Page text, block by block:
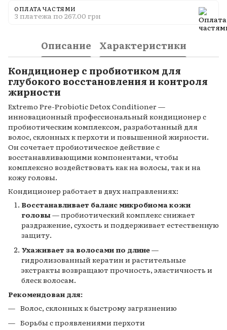
ОПЛАТА ЧАСТЯМИ
3 платежа по 267.00 грн
Описание
Характеристики
Кондиционер с пробиотиком для
глубокого восстановления и контроля
жирности
Extremo Pre-Probiotic Detox Conditioner —
инновационный профессиональный кондиционер с
пробиотическим комплексом, разработанный для
волос, склонных к перхоти и повышенной жирности.
Он сочетает пробиотическое действие с
восстанавливающими компонентами, чтобы
комплексно воздействовать как на волосы, так и на
кожу головы.
Кондиционер работает в двух направлениях:
Восстанавливает баланс микробиома кожи
головы— пробиотический комплекс снижает
раздражение, сухость и поддерживает естественную
защиту.
Ухаживает за волосами по длине—
гидролизованный кератин и растительные
экстракты возвращают прочность, эластичность и
блеск волосам.
Рекомендован для:
Волос, склонных к быстрому загрязнению
Борьбы с проявлениями перхоти